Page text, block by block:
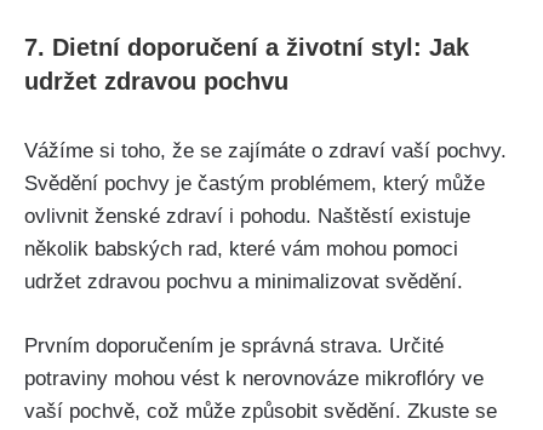
7. Dietní ‌doporučení a ‍životní styl:‍ Jak
udržet zdravou‌ pochvu
Vážíme si toho, že⁣ se zajímáte o zdraví vaší pochvy.
Svědění pochvy je častým problémem,⁢ který ​může
ovlivnit ženské zdraví i pohodu. Naštěstí existuje
několik ​babských rad, které⁢ vám mohou pomoci
udržet zdravou pochvu a minimalizovat svědění.
Prvním doporučením je správná strava. ‌Určité
potraviny mohou vést k nerovnováze mikroflóry ‍ve ​
vaší pochvě, což může způsobit svědění. Zkuste se